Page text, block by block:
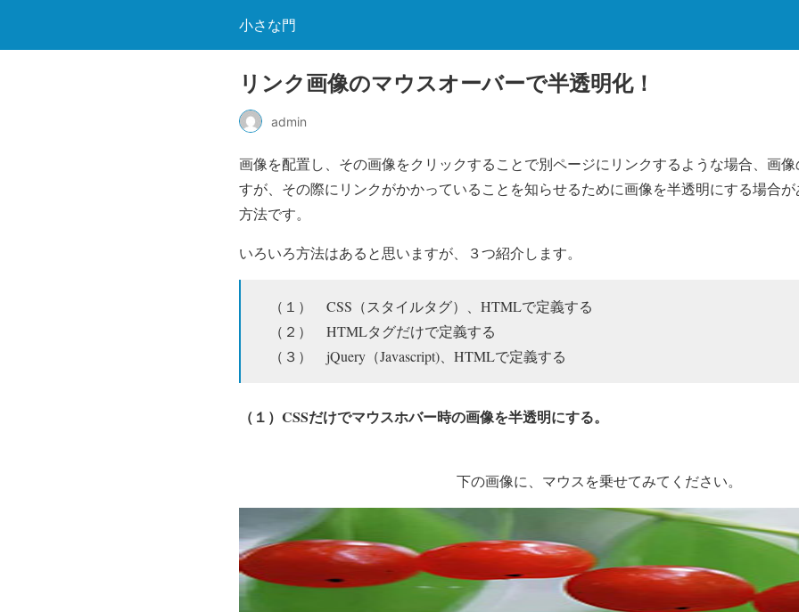
小さな門
リンク画像のマウスオーバーで半透明化！
admin
画像を配置し、その画像をクリックすることで別ページにリンクするような場合、画
すが、その際にリンクがかかっていることを知らせるために画像を半透明にする場合
方法です。
いろいろ方法はあると思いますが、３つ紹介します。
（１） CSS（スタイルタグ）、HTMLで定義する
（２） HTMLタグだけで定義する
（３） jQuery（Javascript)、HTMLで定義する
（１）CSSだけでマウスホバー時の画像を半透明にする。
下の画像に、マウスを乗せてみてください。